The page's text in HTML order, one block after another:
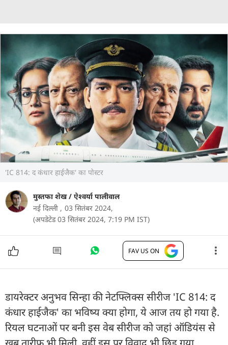
'IC 814: द कंधार हाईजैक' का पोस्टर
मुस्तफा शेख/ ऐश्वर्या पालीवाल
नई दिल्ली , 03 सितंबर 2024,
(अपडेटेड 03 सितंबर 2024, 7:19 PM IST)
FAV US ON
डायरेक्टर अनुभव सिन्हा की नेटफ्लिक्स सीरीज 'IC 814: द
कंधार हाईजैक' का भविष्य क्या होगा, ये आज तय हो गया है.
रियल घटनाओं पर बनी इस वेब सीरीज को जहां ऑडियंस से